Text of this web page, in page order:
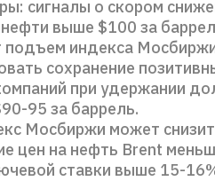
сигналы о скором
выше $100 за
подъем индекса
сохранение
при удержании
95 за баррель.
Мосбиржи может
цен на нефть Brent
ставки выше 15-